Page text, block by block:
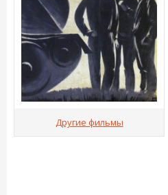
Другие фильмы